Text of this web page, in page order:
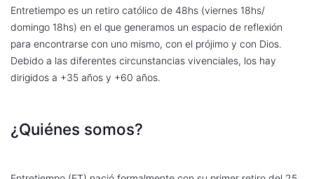
Entretiempo es un retiro católico de 48hs (viernes 18hs/
domingo 18hs) en el que generamos un espacio de reflexión
para encontrarse con uno mismo, con el prójimo y con Dios.
Debido a las diferentes circunstancias vivenciales, los hay
dirigidos a +35 años y +60 años.
¿Quiénes somos?